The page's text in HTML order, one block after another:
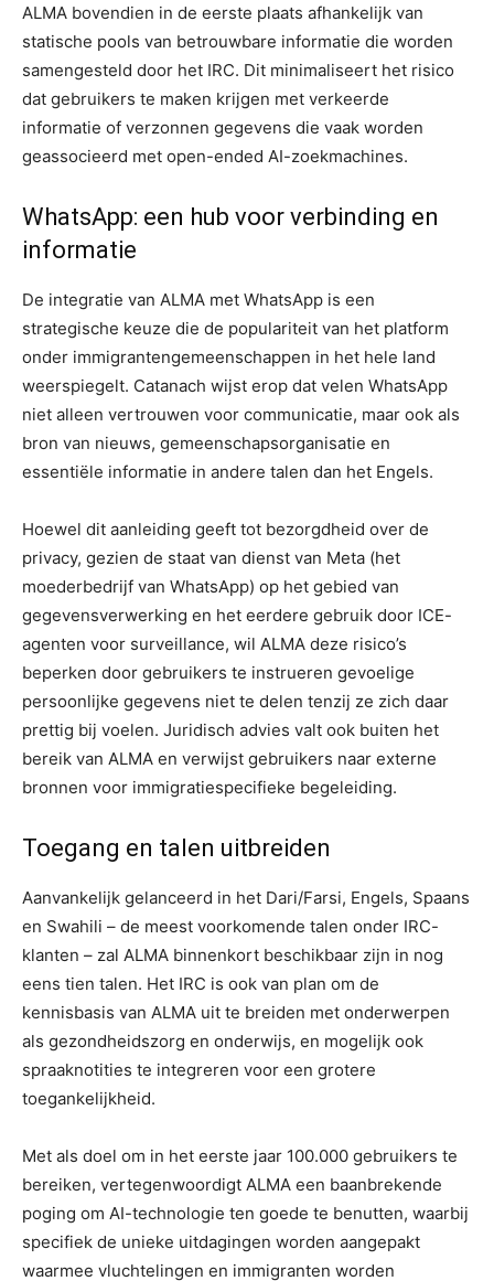
ALMA bovendien in de eerste plaats afhankelijk van
statische pools van betrouwbare informatie die worden
samengesteld door het IRC. Dit minimaliseert het risico
dat gebruikers te maken krijgen met verkeerde
informatie of verzonnen gegevens die vaak worden
geassocieerd met open-ended AI-zoekmachines.
WhatsApp: een hub voor verbinding en
informatie
De integratie van ALMA met WhatsApp is een
strategische keuze die de populariteit van het platform
onder immigrantengemeenschappen in het hele land
weerspiegelt. Catanach wijst erop dat velen WhatsApp
niet alleen vertrouwen voor communicatie, maar ook als
bron van nieuws, gemeenschapsorganisatie en
essentiële informatie in andere talen dan het Engels.
Hoewel dit aanleiding geeft tot bezorgdheid over de
privacy, gezien de staat van dienst van Meta (het
moederbedrijf van WhatsApp) op het gebied van
gegevensverwerking en het eerdere gebruik door ICE-
agenten voor surveillance, wil ALMA deze risico’s
beperken door gebruikers te instrueren gevoelige
persoonlijke gegevens niet te delen tenzij ze zich daar
prettig bij voelen. Juridisch advies valt ook buiten het
bereik van ALMA en verwijst gebruikers naar externe
bronnen voor immigratiespecifieke begeleiding.
Toegang en talen uitbreiden
Aanvankelijk gelanceerd in het Dari/Farsi, Engels, Spaans
en Swahili – de meest voorkomende talen onder IRC-
klanten – zal ALMA binnenkort beschikbaar zijn in nog
eens tien talen. Het IRC is ook van plan om de
kennisbasis van ALMA uit te breiden met onderwerpen
als gezondheidszorg en onderwijs, en mogelijk ook
spraaknotities te integreren voor een grotere
toegankelijkheid.
Met als doel om in het eerste jaar 100.000 gebruikers te
bereiken, vertegenwoordigt ALMA een baanbrekende
poging om AI-technologie ten goede te benutten, waarbij
specifiek de unieke uitdagingen worden aangepakt
waarmee vluchtelingen en immigranten worden